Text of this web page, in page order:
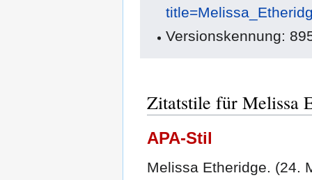
Versionskennung:
Zitatstile für Melissa
APA-Stil
Melissa Etheridge. (24.